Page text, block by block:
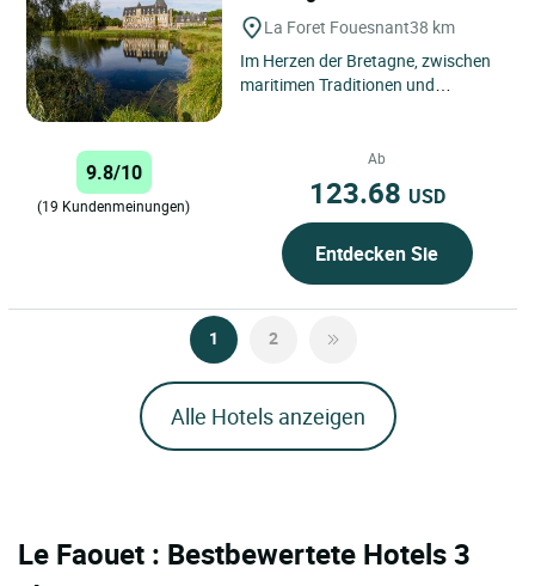
La Foret Fouesnant38 km
Im Herzen der Bretagne, zwischen
maritimen Traditionen und
9.8/10
(19 Kundenmeinungen)
Ab
123.68 USD
Entdecken Sie
1 2
Alle Hotels anzeigen
Le Faouet : Bestbewertete Hotels 3